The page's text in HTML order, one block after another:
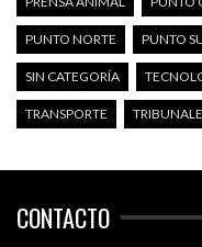
PUNTO NORTE PUNTO
SIN CATEGORÍA
TRANSPORTE
CONTACTO